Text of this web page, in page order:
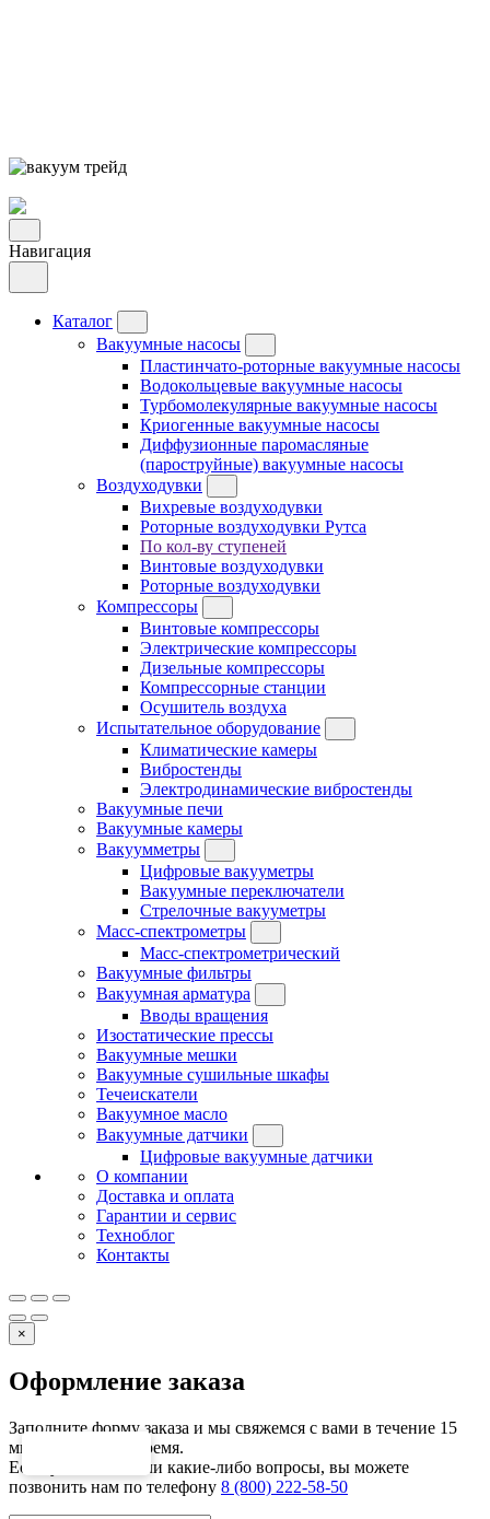
Навигация
Каталог
Вакуумные насосы
Пластинчато-роторные вакуумные насосы
Водокольцевые вакуумные насосы
Турбомолекулярные вакуумные насосы
Криогенные вакуумные насосы
Диффузионные паромасляные
(пароструйные) вакуумные насосы
Воздуходувки
Вихревые воздуходувки
Роторные воздуходувки Рутса
По кол-ву ступеней
Винтовые воздуходувки
Роторные воздуходувки
Компрессоры
Винтовые компрессоры
Электрические компрессоры
Дизельные компрессоры
Компрессорные станции
Осушитель воздуха
Испытательное оборудование
Климатические камеры
Вибростенды
Электродинамические вибростенды
Вакуумные печи
Вакуумные камеры
Вакуумметры
Цифровые вакууметры
Вакуумные переключатели
Стрелочные вакууметры
Масс-спектрометры
Масс-спектрометрический
Вакуумные фильтры
Вакуумная арматура
Вводы вращения
Изостатические прессы
Вакуумные мешки
Вакуумные сушильные шкафы
Течеискатели
Вакуумное масло
Вакуумные датчики
Цифровые вакуумные датчики
О компании
Доставка и оплата
Гарантии и сервис
Техноблог
Контакты
×
Оформление заказа
Заполните форму заказа и мы свяжемся с вами в течение 15
минут в рабочее время.
Если у вас возникли какие-либо вопросы, вы можете
позвонить нам по телефону 8 (800) 222-58-50